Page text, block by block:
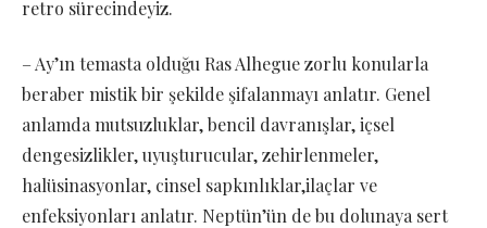
retro sürecindeyiz.
– Ay’ın temasta olduğu Ras Alhegue zorlu konularla
beraber mistik bir şekilde şifalanmayı anlatır. Genel
anlamda mutsuzluklar, bencil davranışlar, içsel
dengesizlikler, uyuşturucular, zehirlenmeler,
halüsinasyonlar, cinsel sapkınlıklar,ilaçlar ve
enfeksiyonları anlatır. Neptün’ün de bu dolunaya sert